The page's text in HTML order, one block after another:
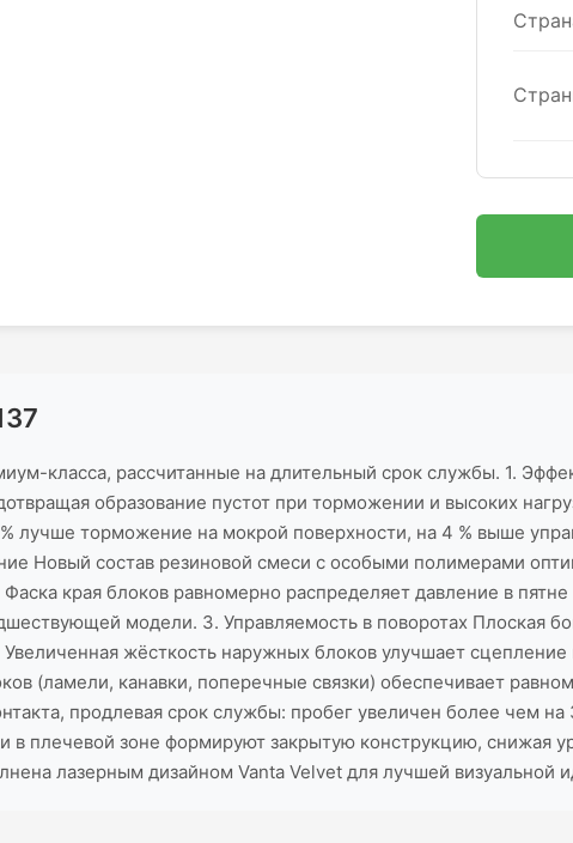
класса, рассчитанные на длительный срок службы. 1.
образование пустот при торможении и высоких
% лучше торможение на мокрой поверхности, на 4 % выше
Новый состав резиновой смеси с особыми полимерами
края блоков равномерно распределяет давление в
модели. 3. Управляемость в поворотах Плоская
жёсткость наружных блоков улучшает
(ламели, канавки, поперечные связки) обеспечивает
продлевая срок службы: пробег увеличен более чем
в плечевой зоне формируют закрытую конструкцию, снижая
лазерным дизайном Vanta Velvet для лучшей визуальной